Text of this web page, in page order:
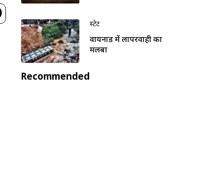
स्टेट
वायनाड में लापरवाही का
मलबा
Recommended